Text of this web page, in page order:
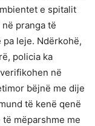
e spitalit
pranga të
leje. Ndërkohë,
policia ka
në
bëjnë me dije
të kenë qenë
mëparshme me